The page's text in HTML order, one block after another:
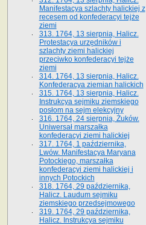
Manifestacya szlachty halickiej z
recesem od konfederacyi tejże
ziemi
313. 1764, 13 sierpnia, Halicz.
Protestacya urzędników i
szlachty ziemi halickiej
przeciwko konfederacyi tejże
ziemi
314. 1764, 13 sierpnia, Halicz.
Konfederacya ziemian halickich
315. 1764, 13 sierpnia, Halicz.
Instrukcya sejmiku ziemskiego
posłom na sejm elekcyjny
316. 1764, 24 sierpnia, Żuków.
Uniwersał marszałka
konfederacyi ziemi halickiej
317. 1764, 1 października,
Lwów. Manifestacya Maryana
Potockiego, marszałka
konfederacyi ziemi halickiej i
innych Potockich
318. 1764, 29 października,
Halicz. Laudum sejmiku
ziemskiego przedsejmowego
319. 1764, 29 października,
Halicz. Instrukcya sejmiku